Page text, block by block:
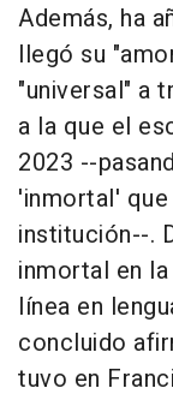
Además, ha
llegó su
"universal" a
a la que el
2023 --
'inmortal'
institución--.
inmortal en
línea en
concluido
tuvo en